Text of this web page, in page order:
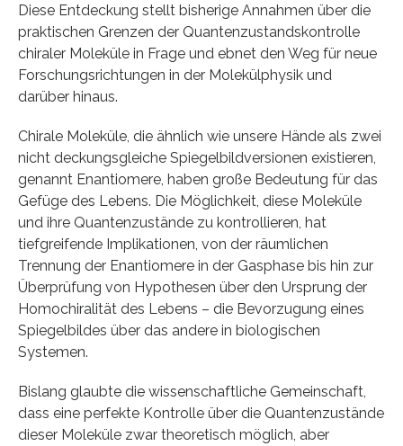
Diese Entdeckung stellt bisherige Annahmen über die
praktischen Grenzen der Quantenzustandskontrolle
chiraler Moleküle in Frage und ebnet den Weg für neue
Forschungsrichtungen in der Molekülphysik und
darüber hinaus.
Chirale Moleküle, die ähnlich wie unsere Hände als zwei
nicht deckungsgleiche Spiegelbildversionen existieren,
genannt Enantiomere, haben große Bedeutung für das
Gefüge des Lebens. Die Möglichkeit, diese Moleküle
und ihre Quantenzustände zu kontrollieren, hat
tiefgreifende Implikationen, von der räumlichen
Trennung der Enantiomere in der Gasphase bis hin zur
Überprüfung von Hypothesen über den Ursprung der
Homochiralität des Lebens – die Bevorzugung eines
Spiegelbildes über das andere in biologischen
Systemen.
Bislang glaubte die wissenschaftliche Gemeinschaft,
dass eine perfekte Kontrolle über die Quantenzustände
dieser Moleküle zwar theoretisch möglich, aber